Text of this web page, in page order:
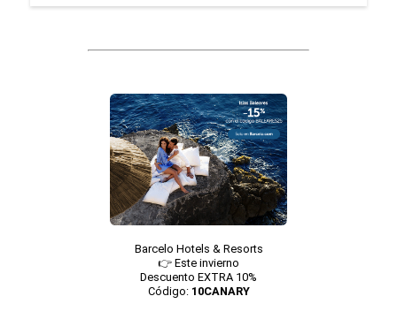
Barcelo Hotels & Resorts
👉 Este invierno
Descuento EXTRA 10%
Código: 10CANARY